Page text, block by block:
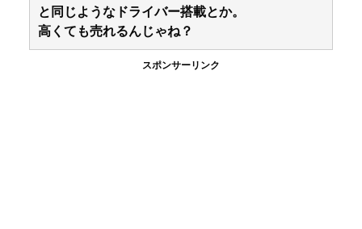
と同じようなドライバー搭載とか。
高くても売れるんじゃね？
スポンサーリンク